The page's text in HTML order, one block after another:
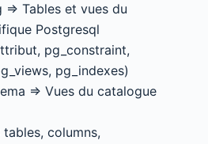
Tables et vues du
Postgresql
pg_constraint,
pg_indexes)
=> Vues du catalogue
columns,